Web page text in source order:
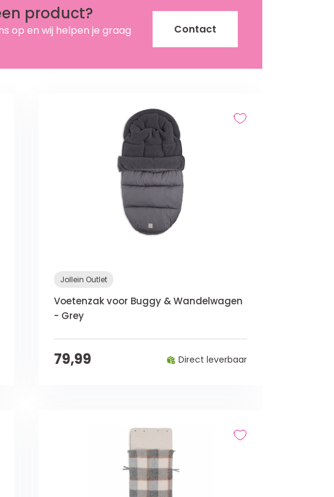
product?
op en wij helpen je graag
Contact
Jollein Outlet
Voetenzak voor Buggy & Wandelwagen
- Grey
79,99 Direct leverbaar